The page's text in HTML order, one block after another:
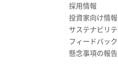
採用情報
投資家向け情
サステナビリ
フィードバック
懸念事項の報告